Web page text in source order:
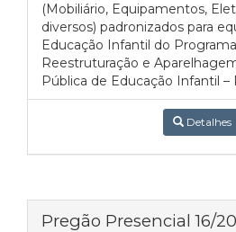
(Mobiliário, Equipamentos,
diversos) padronizados para
Educação Infantil do
Reestruturação e
Pública de Educação Infantil –
Detalhes
Pregão Presencial 16/